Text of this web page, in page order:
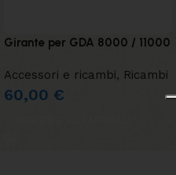
Girante per GDA 8000 / 11000
Accessori e ricambi, Ricambi
60,00 €